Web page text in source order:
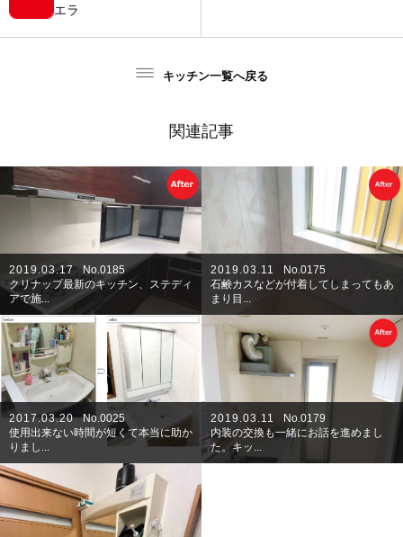
エラ
キッチン一覧へ戻る
関連記事
2019.03.17
No.0185
クリナップ最新のキッチン、ステディ
アで施...
2019.03.11
No.0175
石鹸カスなどが付着してしまってもあ
まり目...
2017.03.20
No.0025
使用出来ない時間が短くて本当に助か
りまし...
2019.03.11
No.0179
内装の交換も一緒にお話を進めまし
た。キッ...